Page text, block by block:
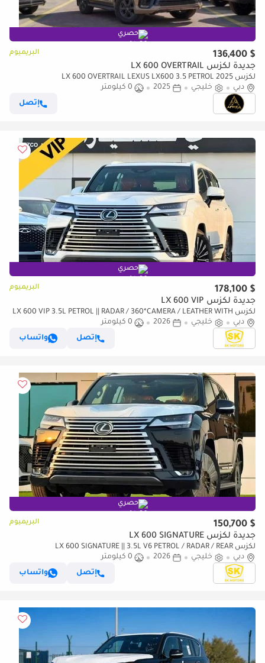
حصري
$ 136,400 البريميوم
جديدة لكزس LX 600 OVERTRAIL
لكزس LX 600 OVERTRAIL LEXUS LX600 3.5 PETROL 2025
دبي
خليجي 2025
0 كيلومتر
إتصل
حصري
$ 178,100 البريميوم
جديدة لكزس LX 600 VIP
لكزس LX 600 VIP 3.5L PETROL || RADAR / 360*CAMERA / LEATHER WITH
PWR SEATS / SUNROOF / REAR ENTERTAINMENT SCREEN
دبي خليجي 2026
0 كيلومتر
إتصل
واتساب
حصري
$ 150,700 البريميوم
جديدة لكزس LX 600 SIGNATURE
لكزس LX 600 SIGNATURE || 3.5L V6 PETROL / RADAR / REAR
ENTERTAINMENT SCREEN / HEADS UP DISPALY / COOL BOX (CODE
دبي خليجي 2026
0 كيلومتر
إتصل
واتساب